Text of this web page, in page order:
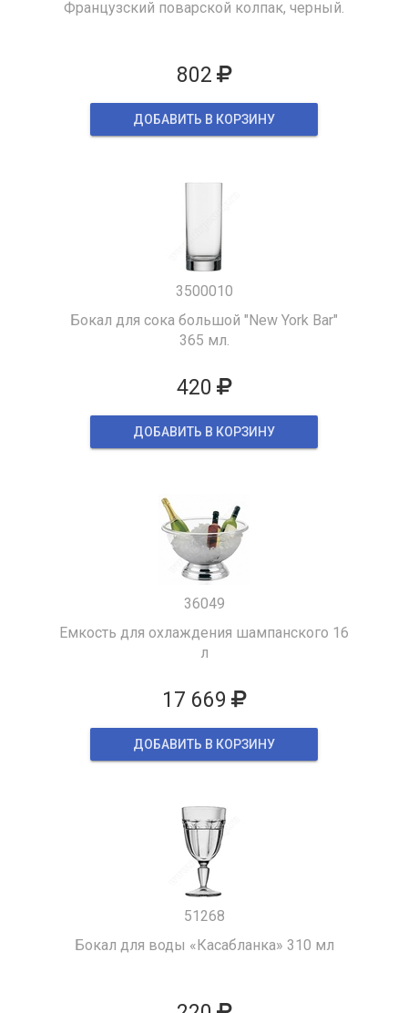
Французский поварской колпак, черный.
802
ДОБАВИТЬ В КОРЗИНУ
3500010
Бокал для сока большой "New York Bar"
365 мл.
420
ДОБАВИТЬ В КОРЗИНУ
36049
Емкость для охлаждения шампанского 16
л
17 669
ДОБАВИТЬ В КОРЗИНУ
51268
Бокал для воды «Касабланка» 310 мл